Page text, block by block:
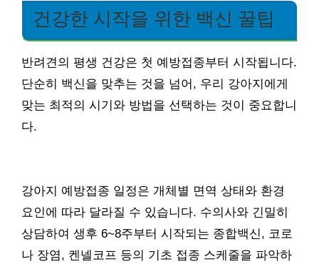
건강한 시작을 위한 백신 꿀팁
반려견의 평생 건강은 첫 예방접종부터 시작됩니다.
단순히 백신을 맞추는 것을 넘어, 우리 강아지에게
맞는 최적의 시기와 방법을 선택하는 것이 중요합니
다.
강아지 예방접종 일정은 개체별 면역 상태와 환경
요인에 따라 달라질 수 있습니다. 수의사와 긴밀히
상담하여 생후 6~8주부터 시작되는 종합백신, 코로
나 장염, 켄넬코프 등의 기초 접종 스케줄을 파악하